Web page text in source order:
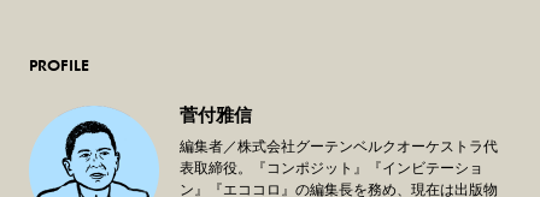
PROFILE
菅付雅信
編集者／株式会社グーテンベルクオーケストラ代
表取締役。『コンポジット』『インビテーショ
ン』『エココロ』の編集長を務め、現在は出版物